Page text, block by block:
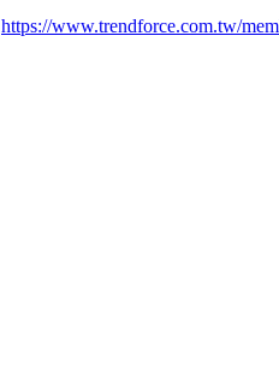
https://www.trendforce.com.tw/